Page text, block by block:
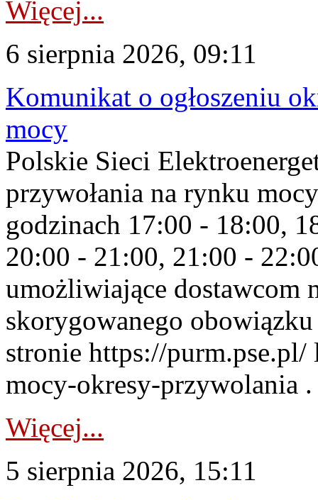
Więcej...
6 sierpnia 2026, 09:11
Komunikat o ogłoszeniu
mocy
Polskie Sieci
przywołania na rynku
godzinach 17:00 - 18:00,
20:00 - 21:00, 21:00 -
umożliwiające dostawcom
skorygowanego
stronie https://
mocy-okresy-przywolania
Więcej...
5 sierpnia 2026, 15:11